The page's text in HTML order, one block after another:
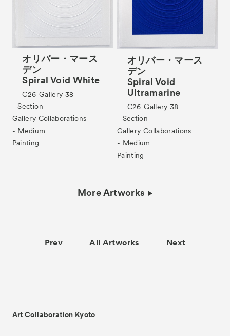
オリバー・マース
デン
Spiral Void White
C26 Gallery 38
- Section
Gallery Collaborations
- Medium
Painting
オリバー・マース
デン
Spiral Void
Ultramarine
C26 Gallery 38
- Section
Gallery Collaborations
- Medium
Painting
More Artworks
Prev All Artworks Next
Art Collaboration Kyoto